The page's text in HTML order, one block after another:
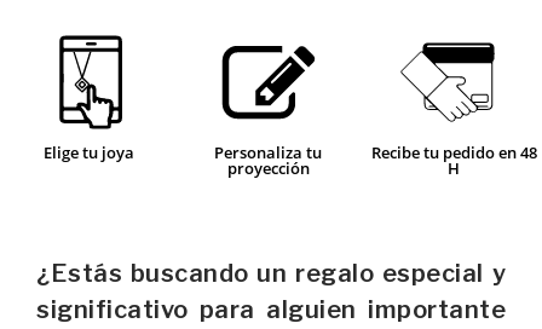
Elige tu joya Personaliza tu
proyección
Recibe tu pedido en 48
H
¿Estás buscando un regalo especial y
significativo para alguien importante